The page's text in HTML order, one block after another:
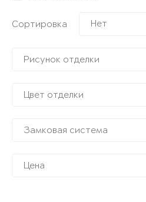
Сортировка Нет
Рисунок отделки
Цвет отделки
Замковая система
Цена